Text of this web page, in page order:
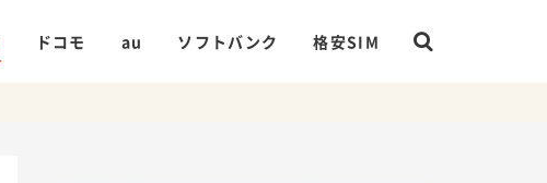
ドコモ au ソフトバンク 格安SIM